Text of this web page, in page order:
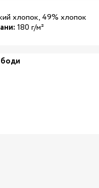
для беременных
хлопок, 49% хлопок
180 г/м²